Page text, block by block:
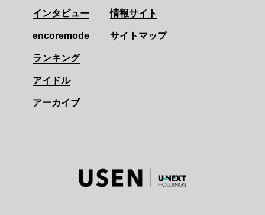
インタビュー
encoremode
ランキング
アイドル
アーカイブ
情報サイト
サイトマップ